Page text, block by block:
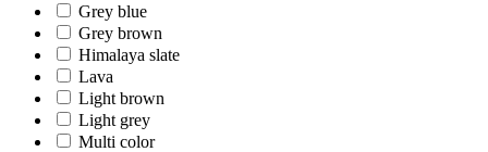
Himalaya slate
Lava
Light brown
Light grey
Multi color
Onyx
Onyx sunset
Grey blue
Grey brown
Himalaya slate
Lava
Light brown
Light grey
Multi color